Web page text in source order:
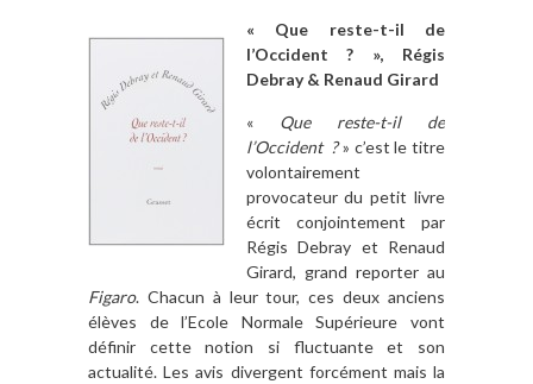
« Que reste-t-il de
l’Occident ? », Régis
Debray & Renaud Girard
« Que reste-t-il de
l’Occident ?» c’est le titre
volontairement
provocateur du petit livre
écrit conjointement par
Régis Debray et Renaud
Girard, grand reporter au
Figaro. Chacun à leur tour, ces deux anciens
élèves de l’Ecole Normale Supérieure vont
définir cette notion si fluctuante et son
actualité. Les avis divergent forcément mais la